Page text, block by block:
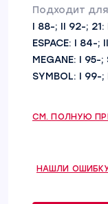
Подходит
I 88-; II 92-;
ESPACE: I 84-;
MEGANE: I 95-;
SYMBOL: I 99-
СМ. ПОЛНУЮ
НАШЛИ